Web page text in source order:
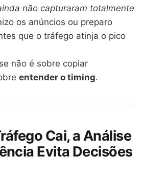
não capturaram totalmente
os anúncios ou preparo
que o tráfego atinja o pico
não é sobre copiar
entender o timing.
Cai, a Análise
Evita Decisões